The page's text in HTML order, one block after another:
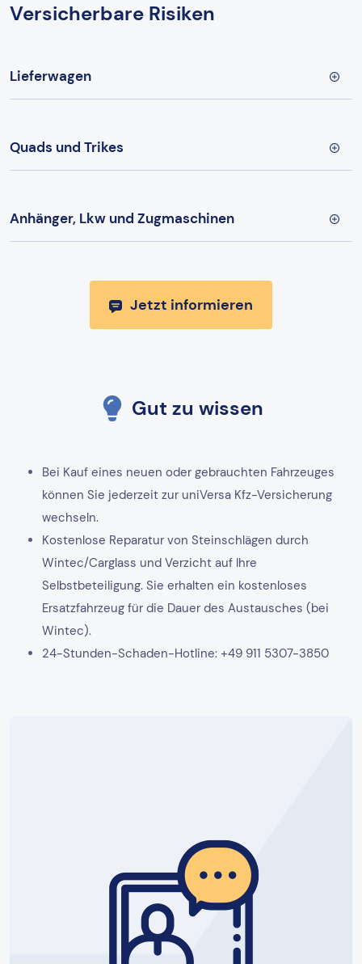
Versicherbare Risiken
Lieferwagen
Quads und Trikes
Anhänger, Lkw und Zugmaschinen
Jetzt informieren
Gut zu wissen
Bei Kauf eines neuen oder gebrauchten Fahrzeuges
können Sie jederzeit zur uniVersa Kfz-Versicherung
wechseln.
Kostenlose Reparatur von Steinschlägen durch
Wintec/Carglass und Verzicht auf Ihre
Selbstbeteiligung. Sie erhalten ein kostenloses
Ersatzfahrzeug für die Dauer des Austausches (bei
Wintec).
24-Stunden-Schaden-Hotline: +49 911 5307-3850